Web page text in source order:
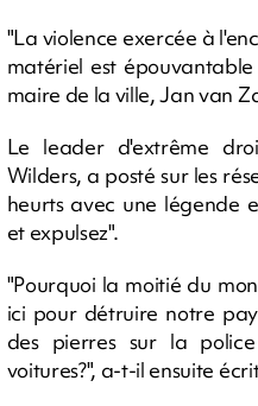
"La violence exercée à
matériel est
maire de la ville, Jan van
Le leader d'extrême
Wilders, a posté sur les
heurts avec une légende
et expulsez".
"Pourquoi la moitié du
ici pour détruire notre
des pierres sur la
voitures?", a-t-il ensuite